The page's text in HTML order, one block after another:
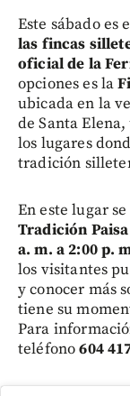
Este sábado es
las fincas
oficial de la
opciones es la
ubicada en la
de Santa
los lugares
tradición
En este lugar
Tradición Paisa
a. m. a 2:00 p.
los visitantes
y conocer más
tiene su
Para
teléfono604